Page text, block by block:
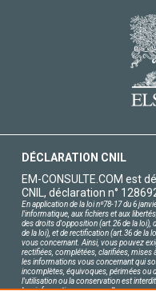
DÉCLARATION CNIL
EM-CONSULTE.COM est
CNIL, déclaration n°
En application de la loi nº78-17 du 6
l'informatique, aux fichiers et aux
des droits d'opposition (art.26 de la loi),
de la loi), et de rectification (art.36 de la
vous concernant. Ainsi, vous pouvez
rectifiées, complétées, clarifiées, mises
les informations vous concernant qui
incomplètes, équivoques, périmées ou
l'utilisation ou la conservation est